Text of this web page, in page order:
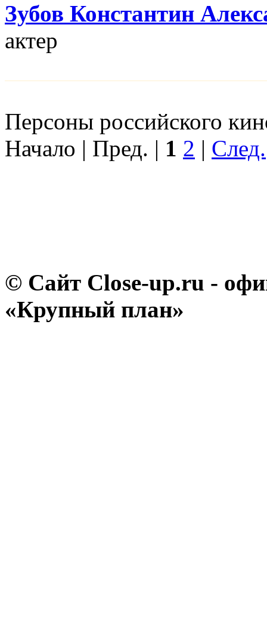
Зубов Константин
актер
Персоны российского
Начало | Пред. | 1 2 | След.
© Сайт Close-up.ru -
«Крупный план»